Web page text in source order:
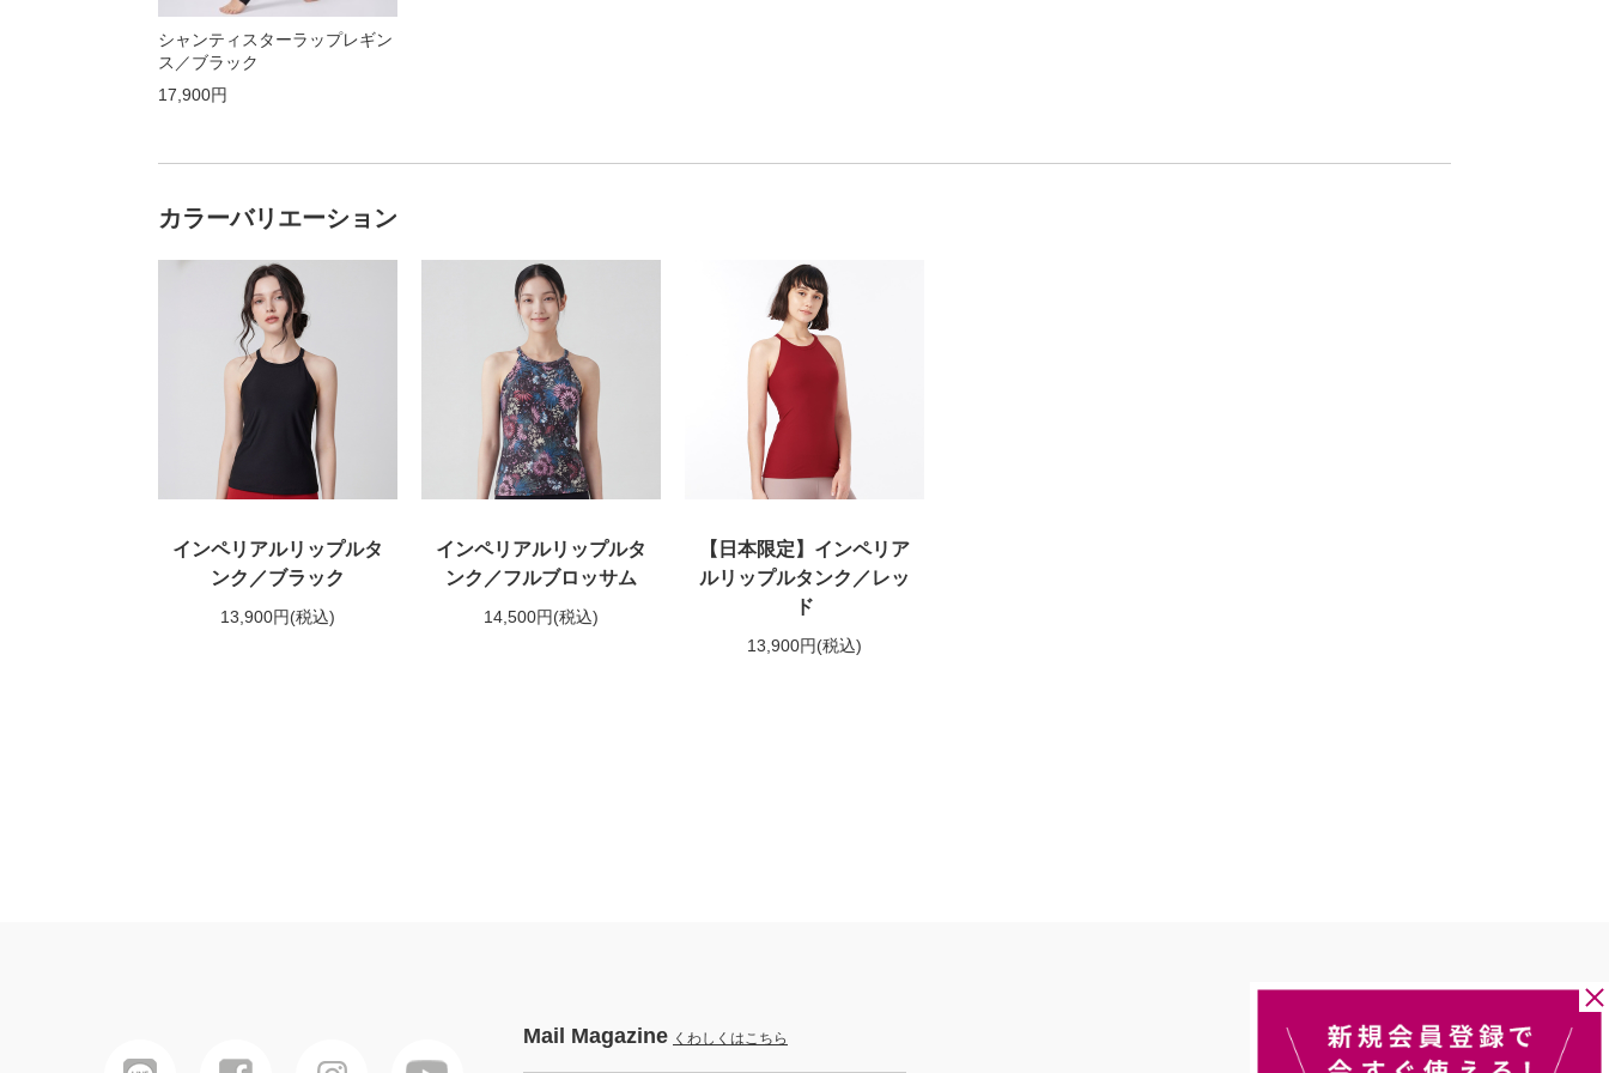
シャンティスターラップレギン
ス／ブラック
17,900円
カラーバリエーション
インペリアルリップルタ
ンク／ブラック
13,900円(税込)
インペリアルリップルタ
ンク／フルブロッサム
14,500円(税込)
【日本限定】インペリア
ルリップルタンク／レッ
ド
13,900円(税込)
Mail Magazine くわしくはこちら